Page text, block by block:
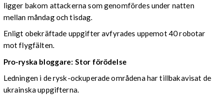
ligger bakom attackerna som genomfördes under natten
mellan måndag och tisdag.
Enligt obekräftade uppgifter avfyrades uppemot 40 robotar
mot flygfälten.
Pro-ryska bloggare: Stor förödelse
Ledningen i de rysk-ockuperade områdena har tillbakavisat de
ukrainska uppgifterna.